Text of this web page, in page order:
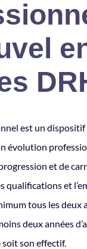
est un
évolution
et de
qualifications et
tous les deux
deux années
soit son effectif.